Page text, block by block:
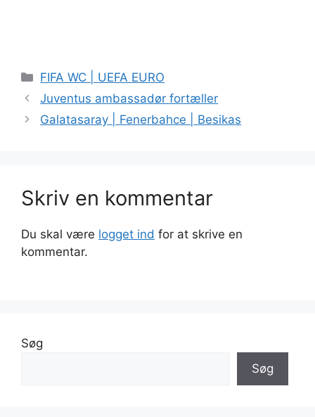
Kategorier
FIFA WC | UEFA EURO
Juventus ambassadør fortæller
Galatasaray | Fenerbahce | Besikas
Skriv en kommentar
Du skal være logget ind for at skrive en
kommentar.
Søg
Søg